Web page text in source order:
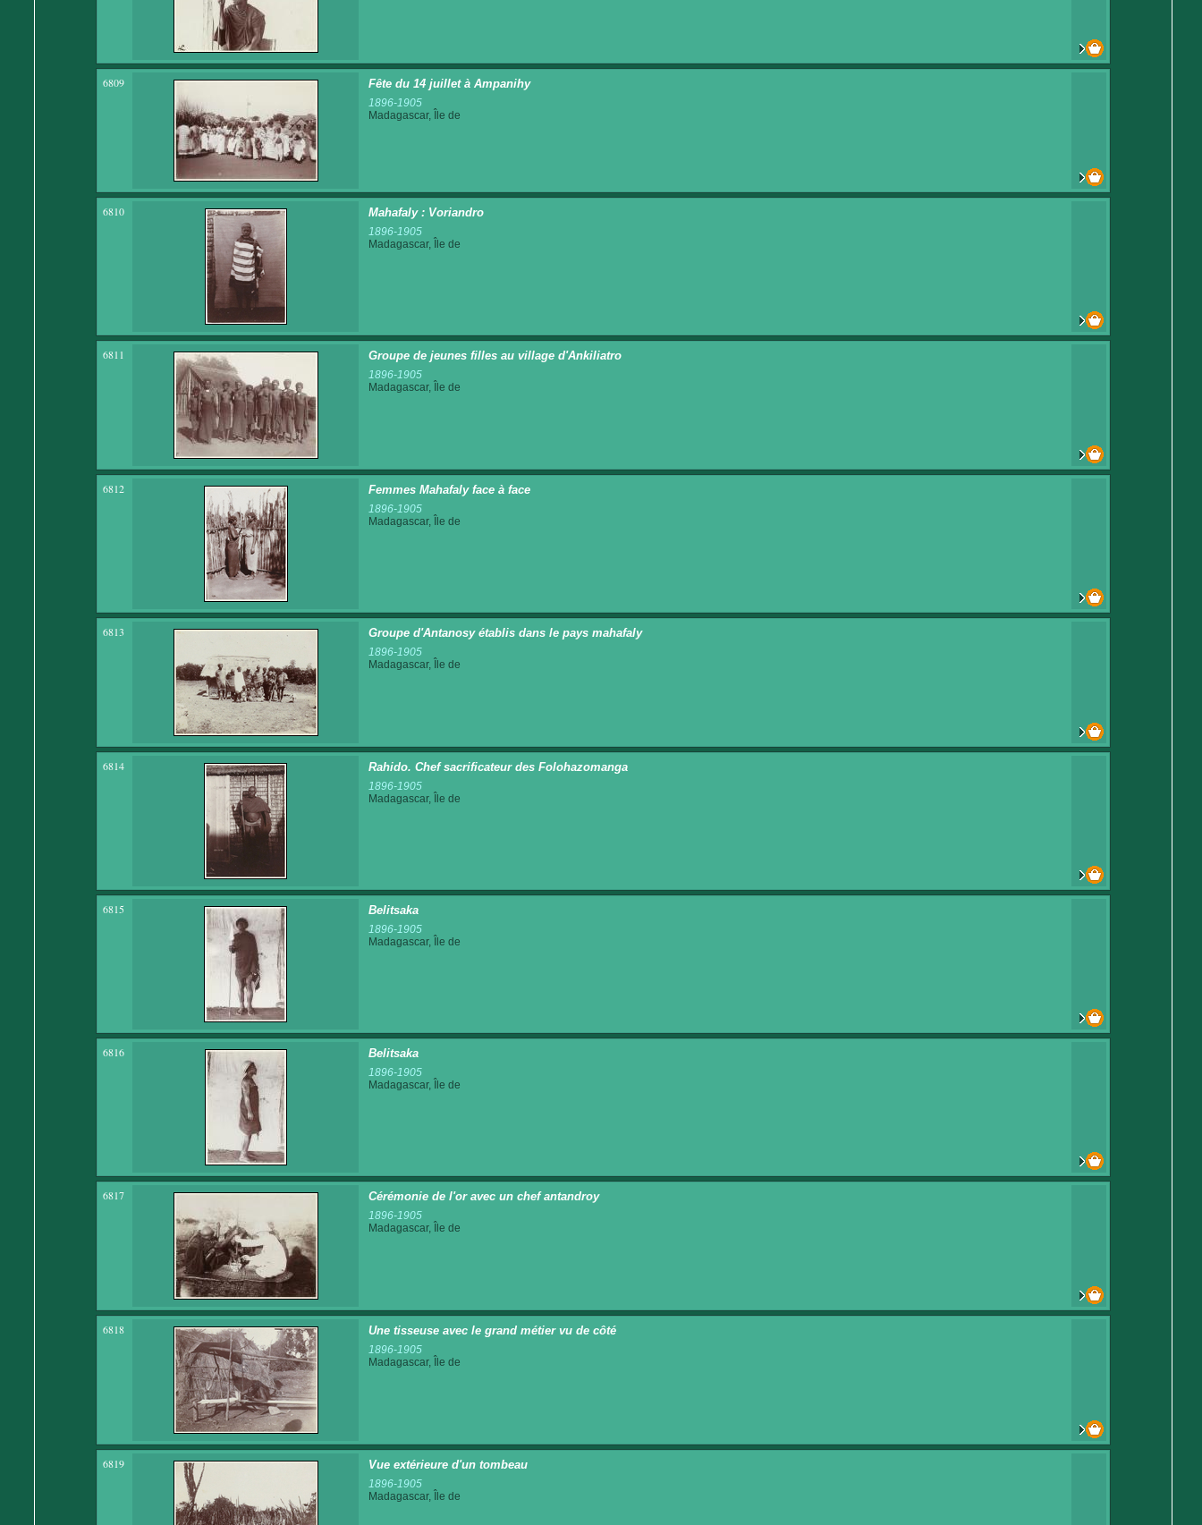
6809 Fête du 14 juillet à Ampanihy
1896-1905
Madagascar, Île de
6810 Mahafaly : Voriandro
1896-1905
Madagascar, Île de
6811 Groupe de jeunes filles au village d'Ankiliatro
1896-1905
Madagascar, Île de
6812 Femmes Mahafaly face à face
1896-1905
Madagascar, Île de
6813 Groupe d'Antanosy établis dans le pays mahafaly
1896-1905
Madagascar, Île de
6814 Rahido. Chef sacrificateur des Folohazomanga
1896-1905
Madagascar, Île de
6815 Belitsaka
1896-1905
Madagascar, Île de
6816 Belitsaka
1896-1905
Madagascar, Île de
6817 Cérémonie de l'or avec un chef antandroy
1896-1905
Madagascar, Île de
6818 Une tisseuse avec le grand métier vu de côté
1896-1905
Madagascar, Île de
6819 Vue extérieure d'un tombeau
1896-1905
Madagascar, Île de